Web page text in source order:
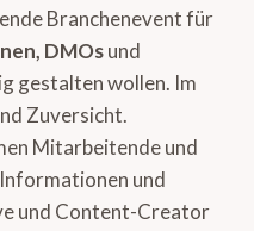
Branchenevent für
DMOsund
gestalten wollen. Im
Zuversicht.
Mitarbeitende und
und
und Content-Creator